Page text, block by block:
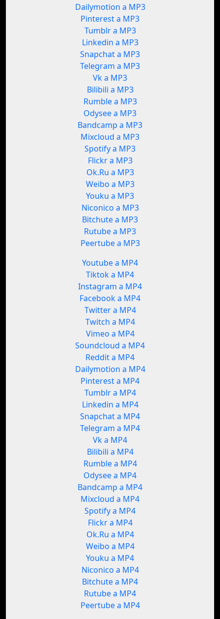
Dailymotion a MP3
Pinterest a MP3
Tumblr a MP3
Linkedin a MP3
Snapchat a MP3
Telegram a MP3
Vk a MP3
Bilibili a MP3
Rumble a MP3
Odysee a MP3
Bandcamp a MP3
Mixcloud a MP3
Spotify a MP3
Flickr a MP3
Ok.Ru a MP3
Weibo a MP3
Youku a MP3
Niconico a MP3
Bitchute a MP3
Rutube a MP3
Peertube a MP3
Youtube a MP4
Tiktok a MP4
Instagram a MP4
Facebook a MP4
Twitter a MP4
Twitch a MP4
Vimeo a MP4
Soundcloud a MP4
Reddit a MP4
Dailymotion a MP4
Pinterest a MP4
Tumblr a MP4
Linkedin a MP4
Snapchat a MP4
Telegram a MP4
Vk a MP4
Bilibili a MP4
Rumble a MP4
Odysee a MP4
Bandcamp a MP4
Mixcloud a MP4
Spotify a MP4
Flickr a MP4
Ok.Ru a MP4
Weibo a MP4
Youku a MP4
Niconico a MP4
Bitchute a MP4
Rutube a MP4
Peertube a MP4